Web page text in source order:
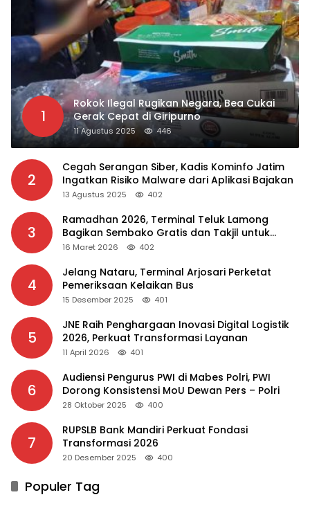
1
Rokok Ilegal Rugikan Negara, Bea Cukai
Gerak Cepat di Giripurno
11 Agustus 2025 446
2
Cegah Serangan Siber, Kadis Kominfo Jatim
Ingatkan Risiko Malware dari Aplikasi Bajakan
13 Agustus 2025 402
3
Ramadhan 2026, Terminal Teluk Lamong
Bagikan Sembako Gratis dan Takjil untuk
Masyarakat
16 Maret 2026 402
4
Jelang Nataru, Terminal Arjosari Perketat
Pemeriksaan Kelaikan Bus
15 Desember 2025 401
5
JNE Raih Penghargaan Inovasi Digital Logistik
2026, Perkuat Transformasi Layanan
11 April 2026 401
6
Audiensi Pengurus PWI di Mabes Polri, PWI
Dorong Konsistensi MoU Dewan Pers – Polri
28 Oktober 2025 400
7
RUPSLB Bank Mandiri Perkuat Fondasi
Transformasi 2026
20 Desember 2025 400
Populer Tag